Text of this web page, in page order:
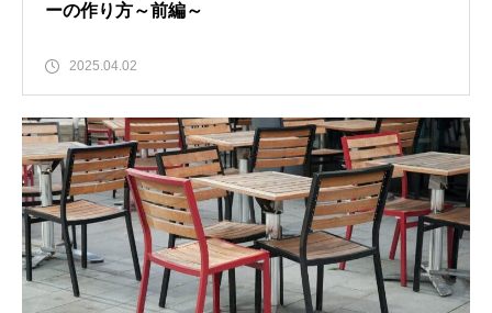
ーの作り方～前編～
2025.04.02